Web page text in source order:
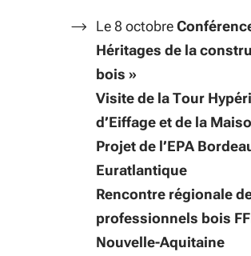
Le 8 octobre
Héritages de la
bois »
Visite de la Tour
d’Eiffage et de la
Projet de l’EPA
Euratlantique
Rencontre régionale
professionnels bois
Nouvelle-Aquitaine